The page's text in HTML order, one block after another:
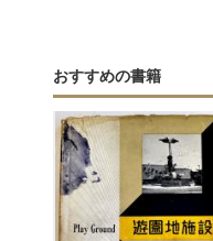
おすすめの書籍